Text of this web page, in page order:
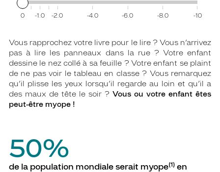
0 -1.0 -2.0 -4.0 -6.0 -8.0 -10
Vous rapprochez votre livre pour le lire ? Vous n’arrivez
pas à lire les panneaux dans la rue ? Votre enfant
dessine le nez collé à sa feuille ? Votre enfant se plaint
de ne pas voir le tableau en classe ? Vous remarquez
qu’il plisse les yeux lorsqu’il regarde au loin et qu’il a
des maux de tête le soir ? Vous ou votre enfant êtes
peut-être myope !
50%
de la population mondiale serait myope(1) en